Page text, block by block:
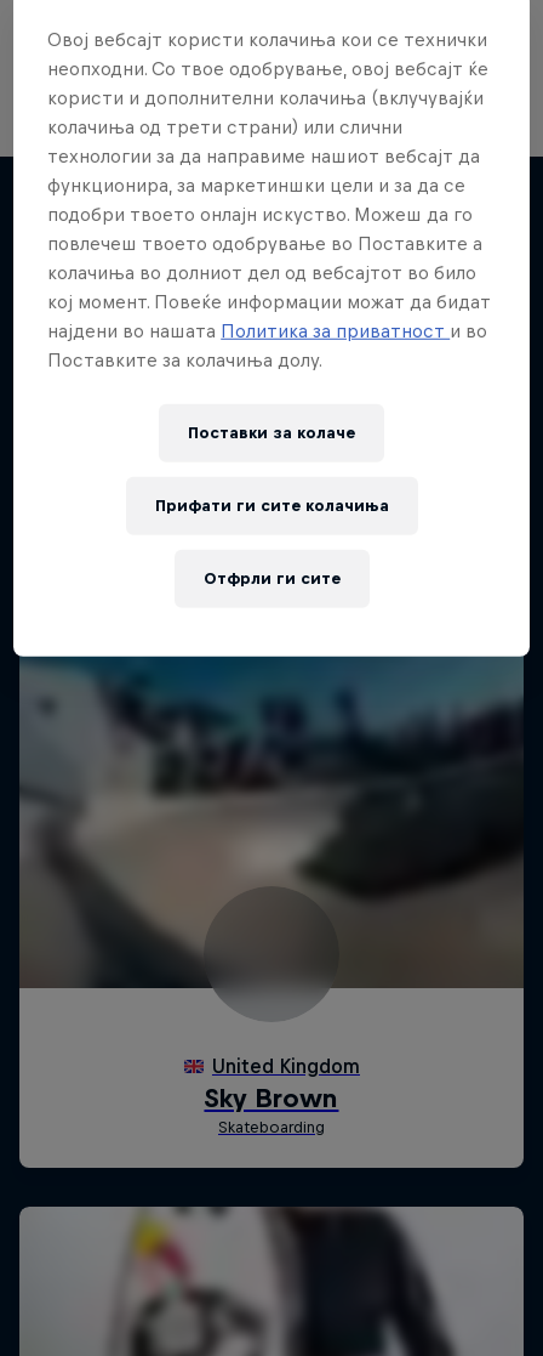
roaring collection of surf films, shows and …
Повеќе слична содржина
Овој вебсајт користи колачиња кои се технички
неопходни. Со твое одобрување, овој вебсајт ќе
користи и дополнителни колачиња (вклучувајќи
колачиња од трети страни) или слични
технологии за да направиме нашиот вебсајт да
функционира, за маркетиншки цели и за да се
подобри твоето онлајн искуство. Можеш да го
повлечеш твоето одобрување во Поставките а
колачиња во долниот дел од вебсајтот во било
кој момент. Повеќе информации можат да бидат
најдени во нашата Политика за приватност и во
Поставките за колачиња долу.
Поставки за колачe
Отфрли ги сите
Прифати ги сите колачиња